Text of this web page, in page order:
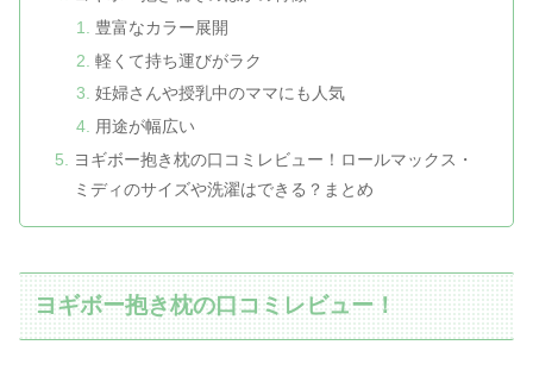
豊富なカラー展開
軽くて持ち運びがラク
妊婦さんや授乳中のママにも人気
用途が幅広い
ヨギボー抱き枕の口コミレビュー！ロールマックス・
ミディのサイズや洗濯はできる？まとめ
ヨギボー抱き枕の口コミレビュー！